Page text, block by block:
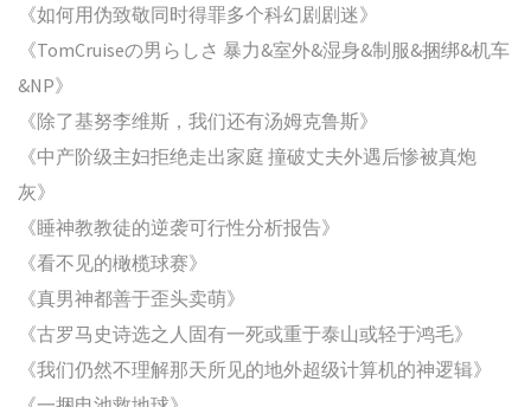
《如何用伪致敬同时得罪多个科幻剧剧迷》
《TomCruiseの男らしさ 暴力&室外&湿身&制服&捆绑&机车
&NP》
《除了基努李维斯，我们还有汤姆克鲁斯》
《中产阶级主妇拒绝走出家庭 撞破丈夫外遇后惨被真炮
灰》
《睡神教教徒的逆袭可行性分析报告》
《看不见的橄榄球赛》
《真男神都善于歪头卖萌》
《古罗马史诗选之人固有一死或重于泰山或轻于鸿毛》
《我们仍然不理解那天所见的地外超级计算机的神逻辑》